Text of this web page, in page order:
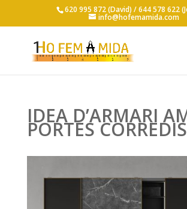
620 995 872 (David) /644 578 622
info@hofemamida.com
IDEA D’ARMARI
PORTES